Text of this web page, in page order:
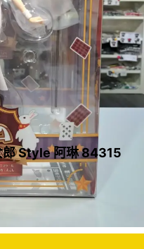
郎 Style 阿琳 84315